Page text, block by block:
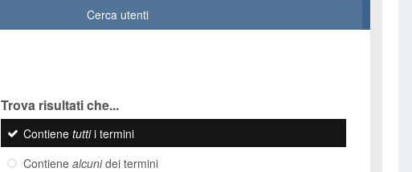
Cerca utenti
Trova risultati che...
Contiene tuttii termini
Contiene alcunidei termini